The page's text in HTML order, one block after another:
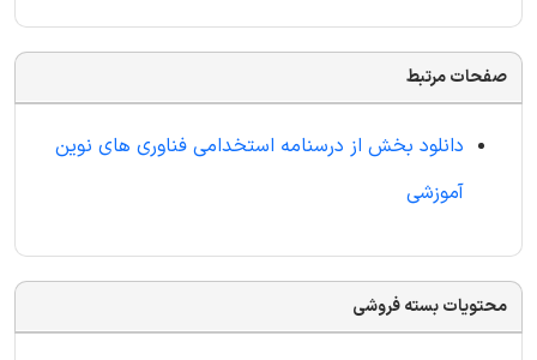
صفحات مرتبط
دانلود بخش از درسنامه استخدامی فناوری های نوین
آموزشی
محتویات بسته فروشی